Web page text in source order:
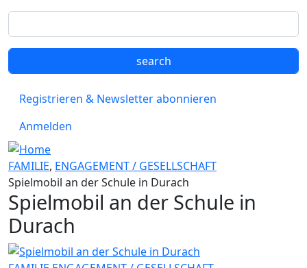
Registrieren & Newsletter abonnieren
Anmelden
FAMILIE, ENGAGEMENT / GESELLSCHAFT
Spielmobil an der Schule in Durach
Spielmobil an der Schule in
Durach